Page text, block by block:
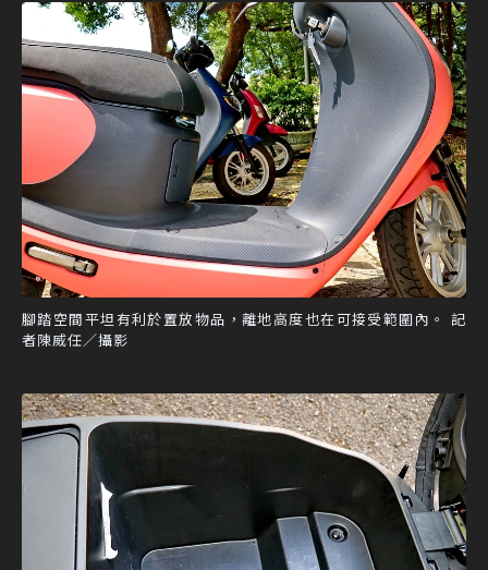
腳踏空間平坦有利於置放物品，離地高度也在可接受範圍內。 記
者陳威任／攝影